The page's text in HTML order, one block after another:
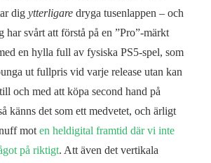
dig ytterligare dryga tusenlappen – och
har svårt att förstå på en ”Pro”-märkt
en hylla full av fysiska PS5-spel, som
ut fullpris vid varje release utan kan
och med att köpa second hand på
känns det som ett medvetet, och ärligt
mot en heldigital framtid där vi inte
på riktigt. Att även det vertikala